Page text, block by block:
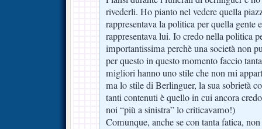
rivederli. Ho pianto nel vedere quella
rappresentava la politica per quella gente
rappresentava lui. Io credo nella politica
importantissima perchè una società non
per questo in questo momento faccio
migliori hanno uno stile che non mi
ma lo stile di Berlinguer, la sua sobrietà
tanti contenuti è quello in cui ancora
noi “più a sinistra” lo criticavamo!)
Comunque, anche se con tanta fatica,